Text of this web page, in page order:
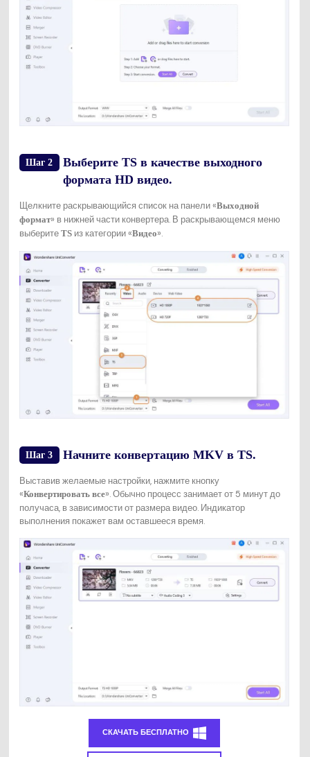
Шаг 2
Выберите TS в качестве выходного
формата HD видео.
Щелкните раскрывающийся список на панели «Выходной
формат» в нижней части конвертера. В раскрывающемся меню
выберите TSиз категории «Видео».
Шаг 3 Начните конвертацию MKV в TS.
Выставив желаемые настройки, нажмите кнопку
«Конвертировать все». Обычно процесс занимает от 5 минут до
получаса, в зависимости от размера видео. Индикатор
выполнения покажет вам оставшееся время.
СКАЧАТЬ БЕСПЛАТНО